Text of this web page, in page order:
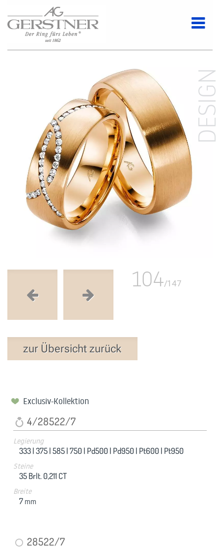
104/147
zur Übersicht zurück
Exclusiv-Kollektion
4/28522/7
Legierung
333 |375 |585 |750 | Pd500 | Pd950 | Pt600 | Pt950
Steine
35 Brlt. 0,211 CT
Breite
7 mm
28522/7